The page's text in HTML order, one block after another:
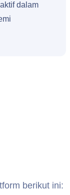
dalam
berikut ini: